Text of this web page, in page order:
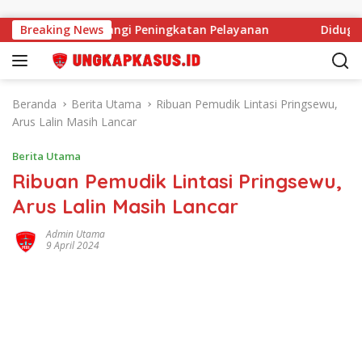
Breaking News
Tak Halangi Peningkatan Pelayanan Diduga
Beranda Berita Utama
Ribuan Pemudik Lintasi Pringsewu,
Arus Lalin Masih Lancar
Berita Utama
Ribuan Pemudik Lintasi Pringsewu,
Arus Lalin Masih Lancar
Admin Utama
9 April 2024